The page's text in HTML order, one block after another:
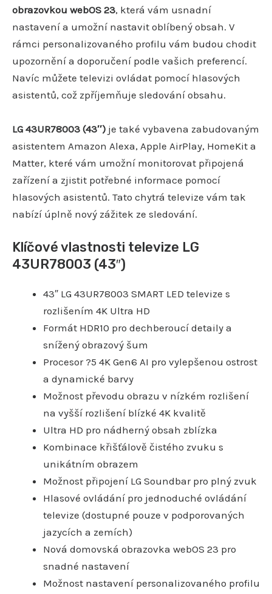
obrazovkou webOS 23, která vám usnadní
nastavení a umožní nastavit oblíbený obsah. V
rámci personalizovaného profilu vám budou chodit
upozornění a doporučení podle vašich preferencí.
Navíc můžete televizi ovládat pomocí hlasových
asistentů, což zpříjemňuje sledování obsahu.
LG 43UR78003 (43″) je také vybavena zabudovaným
asistentem Amazon Alexa, Apple AirPlay, HomeKit a
Matter, které vám umožní monitorovat připojená
zařízení a zjistit potřebné informace pomocí
hlasových asistentů. Tato chytrá televize vám tak
nabízí úplně nový zážitek ze sledování.
Klíčové vlastnosti televize LG
43UR78003 (43″)
43″ LG 43UR78003 SMART LED televize s
rozlišením 4K Ultra HD
Formát HDR10 pro dechberoucí detaily a
snížený obrazový šum
Procesor ?5 4K Gen6 AI pro vylepšenou ostrost
a dynamické barvy
Možnost převodu obrazu v nízkém rozlišení
na vyšší rozlišení blízké 4K kvalitě
Ultra HD pro nádherný obsah zblízka
Kombinace křišťálově čistého zvuku s
unikátním obrazem
Možnost připojení LG Soundbar pro plný zvuk
Hlasové ovládání pro jednoduché ovládání
televize (dostupné pouze v podporovaných
jazycích a zemích)
Nová domovská obrazovka webOS 23 pro
snadné nastavení
Možnost nastavení personalizovaného profilu